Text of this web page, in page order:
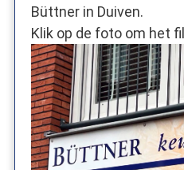
Büttner in Duiven.
Klik op de foto om het